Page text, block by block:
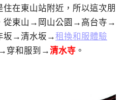
在東山站附近，所以這次朋
從東山→岡山公園→高台寺→
坂→清水坂→租換和服體驗
→穿和服到→清水寺 。